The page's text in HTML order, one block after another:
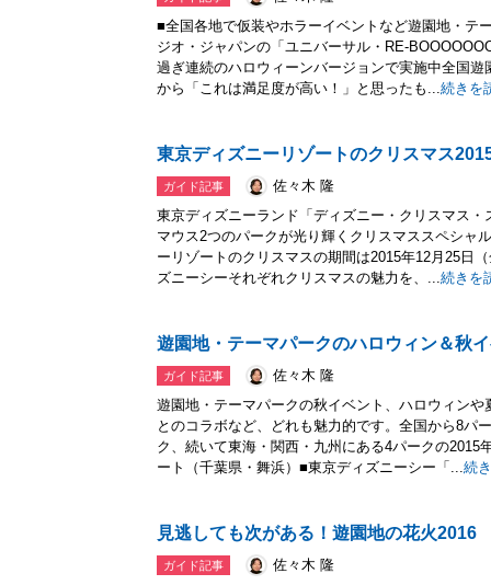
■全国各地で仮装やホラーイベントなど遊園地・テ
ジオ・ジャパンの「ユニバーサル・RE-
過ぎ連続のハロウィーンバージョンで実施中全国
から「これは満足度が高い！」と思ったも...続きを
東京ディズニーリゾートのクリスマス
ガイド記事
佐々木 隆
東京ディズニーランド「ディズニー・クリスマス
マウス2つのパークが光り輝くクリスマススペシャ
ーリゾートのクリスマスの期間は2015年12月25日
ズニーシーそれぞれクリスマスの魅力を、...続きを
遊園地・テーマパークのハロウィン＆秋
ガイド記事
佐々木 隆
遊園地・テーマパークの秋イベント、ハロウィン
とのコラボなど、どれも魅力的です。全国から8パ
ク、続いて東海・関西・九州にある4パークの2015
ート（千葉県・舞浜）■東京ディズニーシー「...続
見逃しても次がある！遊園地の花火2016
ガイド記事
佐々木 隆